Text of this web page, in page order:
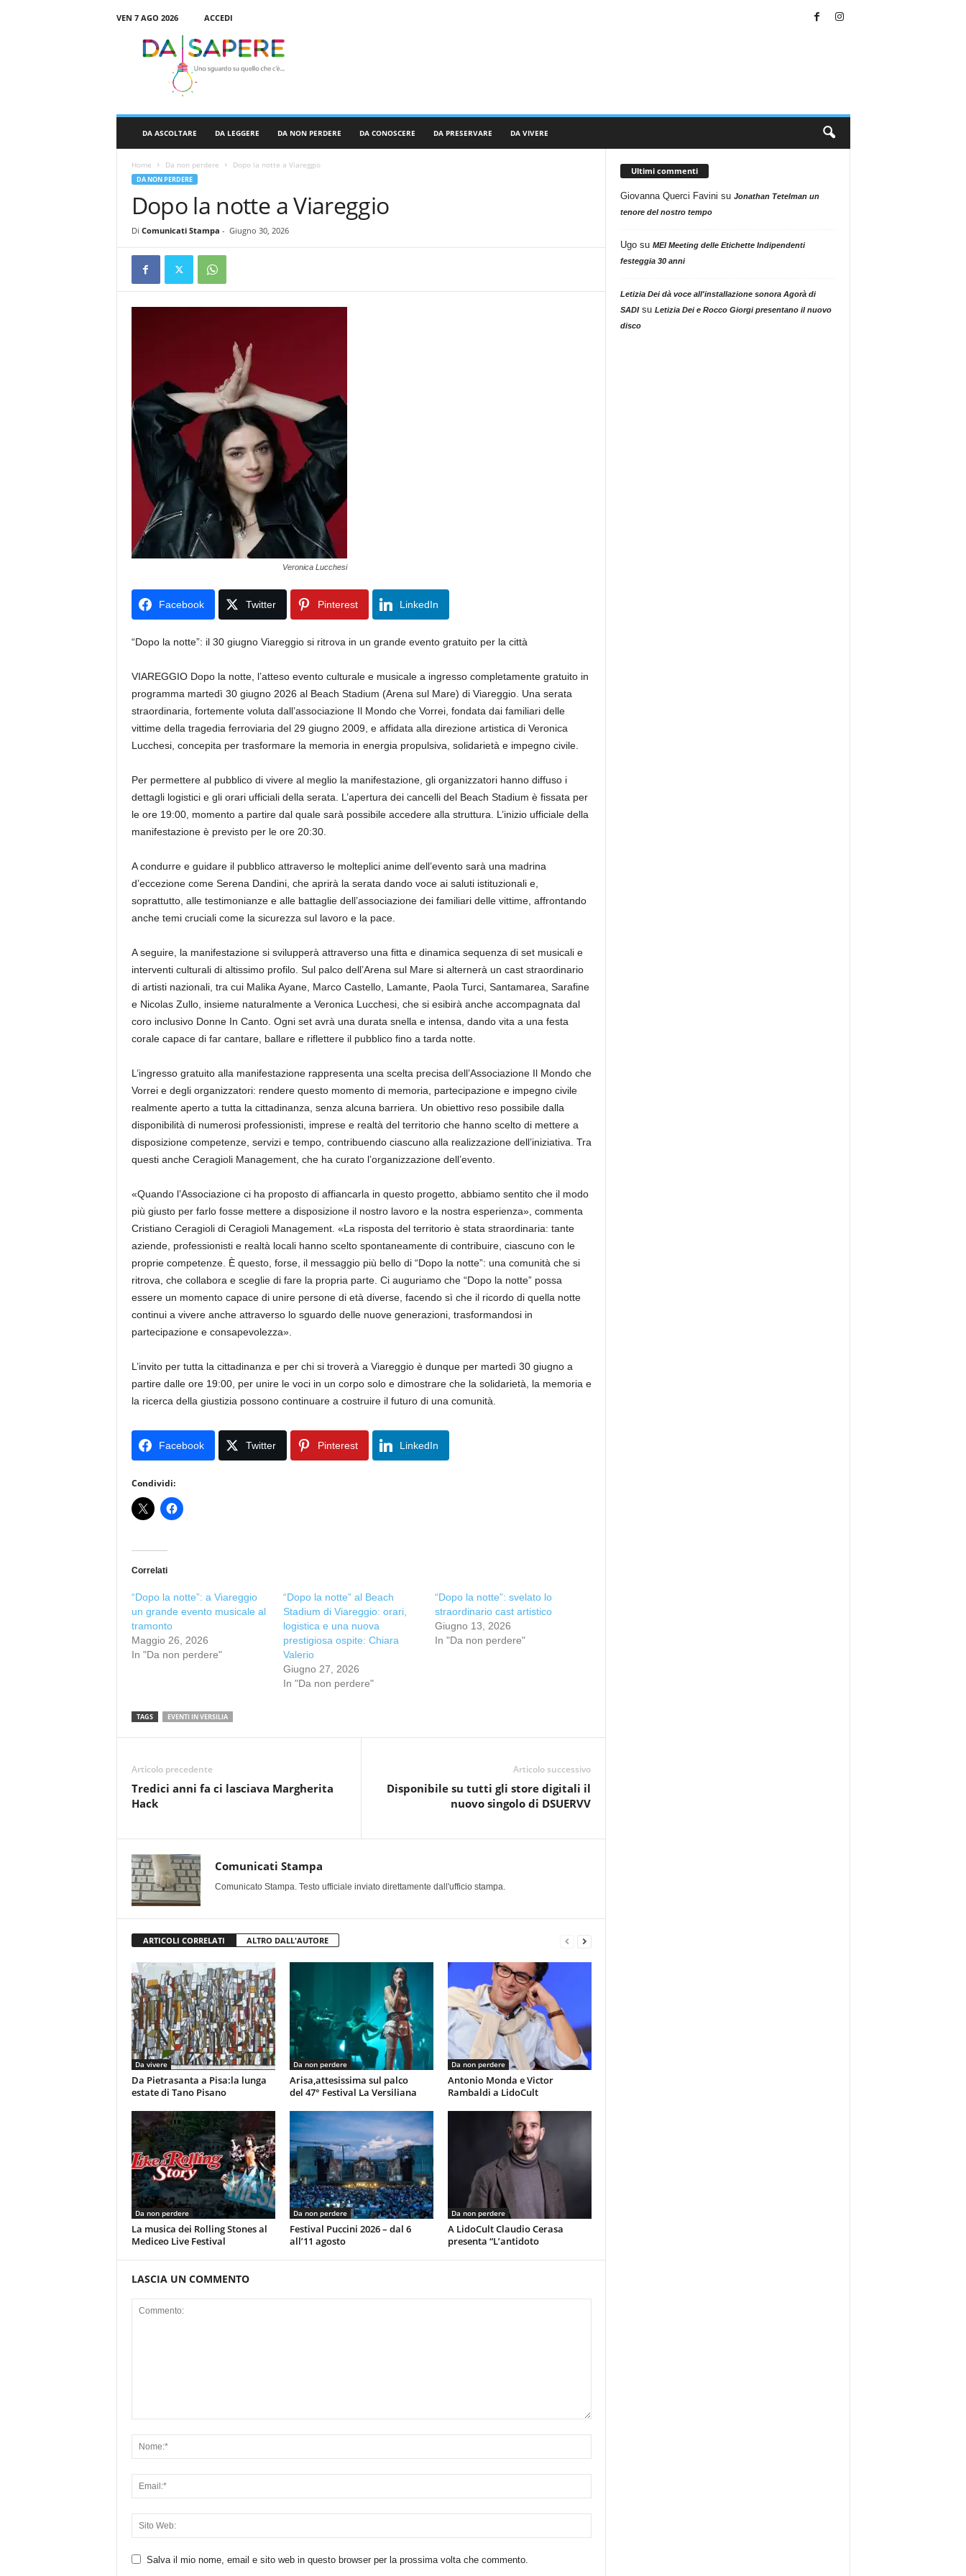
VEN 7 AGO 2026
ACCEDI
DA ASCOLTARE DA LEGGERE DA NON PERDERE DA CONOSCERE DA PRESERVARE DA VIVERE
Home Da non perdere Dopo la notte a Viareggio
DA NON PERDERE
Dopo la notte a Viareggio
Di Comunicati Stampa - Giugno 30, 2026
Veronica Lucchesi
Facebook Twitter Pinterest LinkedIn
“Dopo la notte”: il 30 giugno Viareggio si ritrova in un grande evento gratuito per la città
VIAREGGIO Dopo la notte, l’atteso evento culturale e musicale a ingresso completamente gratuito in
programma martedì 30 giugno 2026 al Beach Stadium (Arena sul Mare) di Viareggio. Una serata
straordinaria, fortemente voluta dall’associazione Il Mondo che Vorrei, fondata dai familiari delle
vittime della tragedia ferroviaria del 29 giugno 2009, e affidata alla direzione artistica di Veronica
Lucchesi, concepita per trasformare la memoria in energia propulsiva, solidarietà e impegno civile.
Per permettere al pubblico di vivere al meglio la manifestazione, gli organizzatori hanno diffuso i
dettagli logistici e gli orari ufficiali della serata. L’apertura dei cancelli del Beach Stadium è fissata per
le ore 19:00, momento a partire dal quale sarà possibile accedere alla struttura. L’inizio ufficiale della
manifestazione è previsto per le ore 20:30.
A condurre e guidare il pubblico attraverso le molteplici anime dell’evento sarà una madrina
d’eccezione come Serena Dandini, che aprirà la serata dando voce ai saluti istituzionali e,
soprattutto, alle testimonianze e alle battaglie dell’associazione dei familiari delle vittime, affrontando
anche temi cruciali come la sicurezza sul lavoro e la pace.
A seguire, la manifestazione si svilupperà attraverso una fitta e dinamica sequenza di set musicali e
interventi culturali di altissimo profilo. Sul palco dell’Arena sul Mare si alternerà un cast straordinario
di artisti nazionali, tra cui Malika Ayane, Marco Castello, Lamante, Paola Turci, Santamarea, Sarafine
e Nicolas Zullo, insieme naturalmente a Veronica Lucchesi, che si esibirà anche accompagnata dal
coro inclusivo Donne In Canto. Ogni set avrà una durata snella e intensa, dando vita a una festa
corale capace di far cantare, ballare e riflettere il pubblico fino a tarda notte.
L’ingresso gratuito alla manifestazione rappresenta una scelta precisa dell’Associazione Il Mondo che
Vorrei e degli organizzatori: rendere questo momento di memoria, partecipazione e impegno civile
realmente aperto a tutta la cittadinanza, senza alcuna barriera. Un obiettivo reso possibile dalla
disponibilità di numerosi professionisti, imprese e realtà del territorio che hanno scelto di mettere a
disposizione competenze, servizi e tempo, contribuendo ciascuno alla realizzazione dell’iniziativa. Tra
questi anche Ceragioli Management, che ha curato l’organizzazione dell’evento.
«Quando l’Associazione ci ha proposto di affiancarla in questo progetto, abbiamo sentito che il modo
più giusto per farlo fosse mettere a disposizione il nostro lavoro e la nostra esperienza», commenta
Cristiano Ceragioli di Ceragioli Management. «La risposta del territorio è stata straordinaria: tante
aziende, professionisti e realtà locali hanno scelto spontaneamente di contribuire, ciascuno con le
proprie competenze. È questo, forse, il messaggio più bello di “Dopo la notte”: una comunità che si
ritrova, che collabora e sceglie di fare la propria parte. Ci auguriamo che “Dopo la notte” possa
essere un momento capace di unire persone di età diverse, facendo sì che il ricordo di quella notte
continui a vivere anche attraverso lo sguardo delle nuove generazioni, trasformandosi in
partecipazione e consapevolezza».
L’invito per tutta la cittadinanza e per chi si troverà a Viareggio è dunque per martedì 30 giugno a
partire dalle ore 19:00, per unire le voci in un corpo solo e dimostrare che la solidarietà, la memoria e
la ricerca della giustizia possono continuare a costruire il futuro di una comunità.
Facebook Twitter Pinterest LinkedIn
Condividi:
Correlati
“Dopo la notte”: a Viareggio
un grande evento musicale al
tramonto
Maggio 26, 2026
In "Da non perdere"
“Dopo la notte” al Beach
Stadium di Viareggio: orari,
logistica e una nuova
prestigiosa ospite: Chiara
Valerio
Giugno 27, 2026
In "Da non perdere"
“Dopo la notte”: svelato lo
straordinario cast artistico
Giugno 13, 2026
In "Da non perdere"
TAGS EVENTI IN VERSILIA
Articolo precedente
Tredici anni fa ci lasciava Margherita
Hack
Articolo successivo
Disponibile su tutti gli store digitali il
nuovo singolo di DSUERVV
Comunicati Stampa
Comunicato Stampa. Testo ufficiale inviato direttamente dall'ufficio stampa.
ARTICOLI CORRELATI ALTRO DALL'AUTORE
Da vivere
Da Pietrasanta a Pisa:la lunga
estate di Tano Pisano
Da non perdere
Arisa,attesissima sul palco
del 47° Festival La Versiliana
Da non perdere
Antonio Monda e Victor
Rambaldi a LidoCult
Da non perdere
La musica dei Rolling Stones al
Mediceo Live Festival
Da non perdere
Festival Puccini 2026 – dal 6
all’11 agosto
Da non perdere
A LidoCult Claudio Cerasa
presenta “L’antidoto
LASCIA UN COMMENTO
Salva il mio nome, email e sito web in questo browser per la prossima volta che commento.
Ultimi commenti
Giovanna Querci Favini su Jonathan Tetelman un
tenore del nostro tempo
Ugosu MEI Meeting delle Etichette Indipendenti
festeggia 30 anni
Letizia Dei dà voce all'installazione sonora Agorà di
SADIsu Letizia Dei e Rocco Giorgi presentano il nuovo
disco